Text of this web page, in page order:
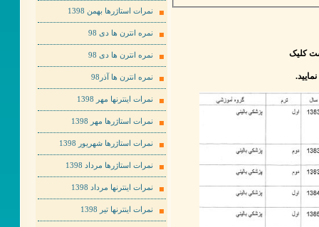
کلیک
نمرات استاژرها بهمن 1398
نمره انترن ها دی 98
نمره انترن ها دی 98
نمره انترن ها آذر98
نمرات اینترنها مهر 1398
نمرات استاژرها مهر 1398
نمرات استاژرها شهریور 1398
نمرات استاژرها مرداد 1398
نمرات اینترنها مرداد 1398
نمرات اینترنها تیر 1398